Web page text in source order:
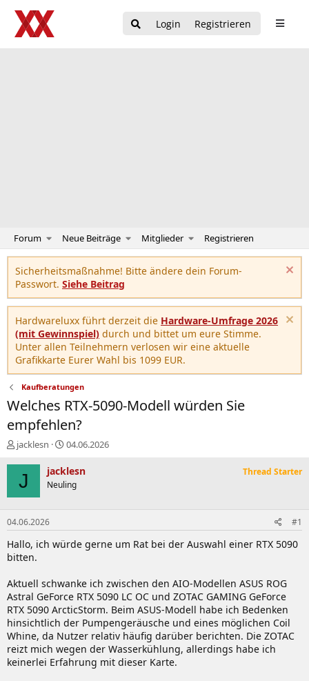
Login Registrieren
Forum Neue Beiträge Mitglieder Registrieren
Sicherheitsmaßnahme! Bitte ändere dein Forum-
Passwort. Siehe Beitrag
Hardwareluxx führt derzeit die Hardware-Umfrage 2026
(mit Gewinnspiel) durch und bittet um eure Stimme.
Unter allen Teilnehmern verlosen wir eine aktuelle
Grafikkarte Eurer Wahl bis 1099 EUR.
Kaufberatungen
Welches RTX-5090-Modell würden Sie
empfehlen?
E
s
t
e
r
jacklesn
E
s
t
t
a
04.06.2026
J jacklesn
Neuling
Thread Starter
04.06.2026 #1
Hallo, ich würde gerne um Rat bei der Auswahl einer RTX 5090
bitten.
Aktuell schwanke ich zwischen den AIO-Modellen ASUS ROG
Astral GeForce RTX 5090 LC OC und ZOTAC GAMING GeForce
RTX 5090 ArcticStorm. Beim ASUS-Modell habe ich Bedenken
hinsichtlich der Pumpengeräusche und eines möglichen Coil
Whine, da Nutzer relativ häufig darüber berichten. Die ZOTAC
reizt mich wegen der Wasserkühlung, allerdings habe ich
keinerlei Erfahrung mit dieser Karte.